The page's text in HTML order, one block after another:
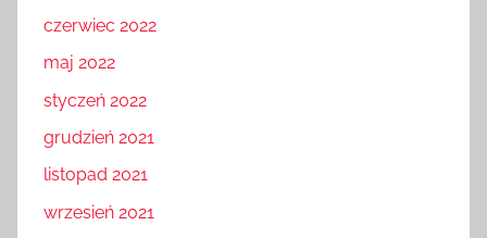
czerwiec 2022
maj 2022
styczeń 2022
grudzień 2021
listopad 2021
wrzesień 2021